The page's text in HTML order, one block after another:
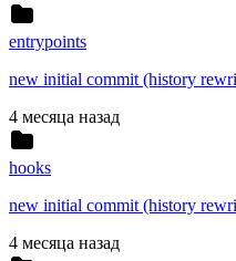
entrypoints
new initial commit (history
4 месяца назад
hooks
new initial commit (history
4 месяца назад